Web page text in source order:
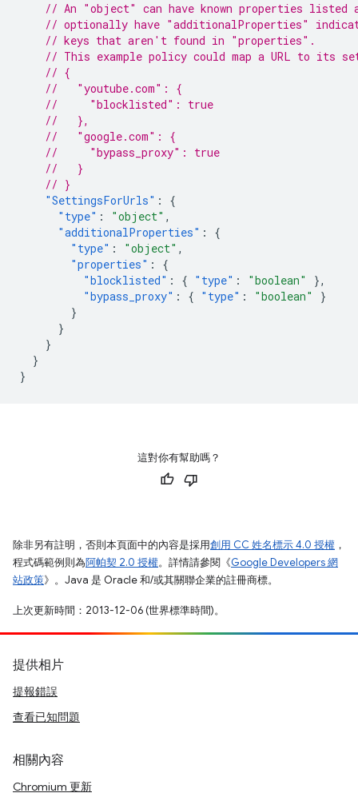
// An "object" can have known properties listed
// optionally have "additionalProperties"
// keys that aren't found in "properties".
// This example policy could map a URL to its
// {
//   "youtube.com": {
//     "blocklisted": true
//   },
//   "google.com": {
//     "bypass_proxy": true
//   }
// }
"SettingsForUrls" :
{
"type" : "object" ,
"additionalProperties" :
{
"type" : "object" ,
"properties" :
{
"blocklisted" : { "type" : "boolean"
},
"bypass_proxy" : { "type" : "boolean"
}
}
}
}
}
}
這對你有幫助嗎？
除非另有註明，否則本頁面中的內容是採用創用 CC 姓名標示 4.0 授權 ，
程式碼範例則為阿帕契 2.0 授權。詳情請參閱《Google Developers 網
站政策》。Java 是 Oracle 和/或其關聯企業的註冊商標。
上次更新時間：2013-12-06 (世界標準時間)。
提供相片
提報錯誤
查看已知問題
相關內容
Chromium 更新